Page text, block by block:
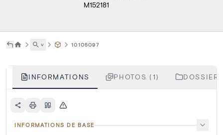
M152181
˅ 10105097
INFORMATIONS PHOTOS (1)
INFORMATIONS DE BASE